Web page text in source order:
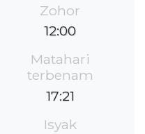
Zohor
12:00
Matahari
terbenam
17:21
Isyak